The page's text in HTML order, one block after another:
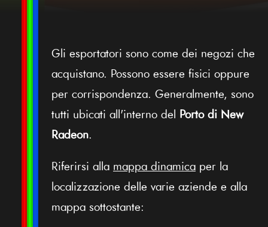
Gli esportatori sono come dei negozi che
acquistano. Possono essere fisici oppure
per corrispondenza. Generalmente, sono
tutti ubicati all'interno del Porto di New
Radeon.
Riferirsi alla mappa dinamica per la
localizzazione delle varie aziende e alla
mappa sottostante: